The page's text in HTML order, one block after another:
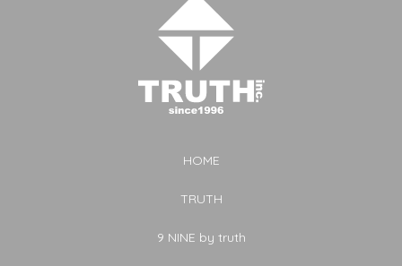
HOME
TRUTH
9 NINE by truth